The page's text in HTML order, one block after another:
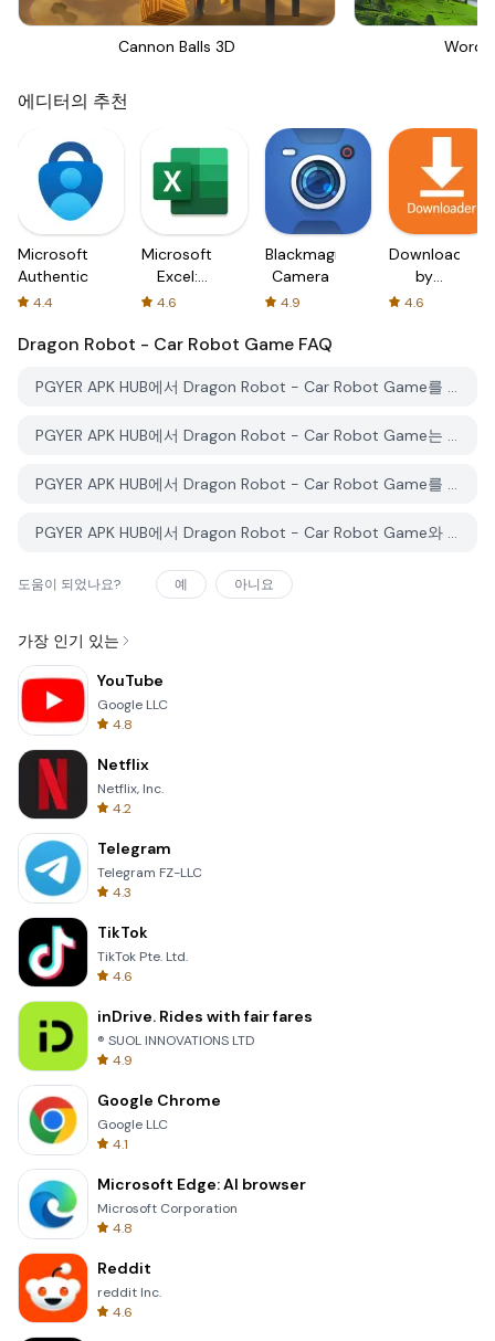
Cannon Balls 3D
에디터의 추천
Microsoft
Authenticator
4.4
Microsoft
Excel:
Spreadsheets
4.6
Blackmagic
Camera
4.9
Downloader
by
AFTVnews
4.6
Dragon Robot - Car Robot Game FAQ
PGYER APK HUB에서 Dragon Robot - Car Robot Game를 다운로드하는 방법은 무엇인가요?
PGYER APK HUB에서 Dragon Robot - Car Robot Game는 무료로 다운로드할 수 있나요?
PGYER APK HUB에서 Dragon Robot - Car Robot Game를 다운로드하려면 계정이 필요한가요?
PGYER APK HUB에서 Dragon Robot - Car Robot Game와 관련된 문제를 신고하는 방법은 무엇인가요?
도움이 되었나요? 예 아니요
가장 인기 있는
YouTube
Google LLC
4.8
Netflix
Netflix, Inc.
4.2
Telegram
Telegram FZ-LLC
4.3
TikTok
TikTok Pte. Ltd.
4.6
inDrive. Rides with fair fares
® SUOL INNOVATIONS LTD
4.9
Google Chrome
Google LLC
4.1
Microsoft Edge: AI browser
Microsoft Corporation
4.8
Reddit
reddit Inc.
4.6